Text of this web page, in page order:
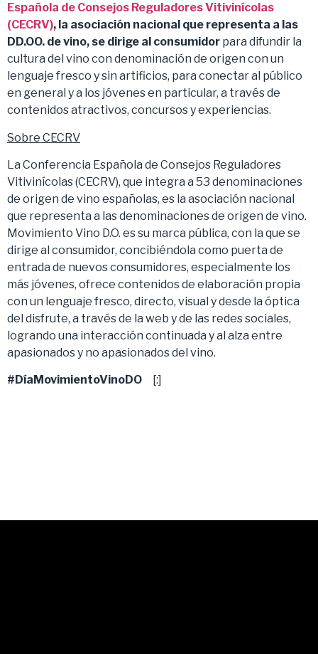
Española de Consejos Reguladores Vitivinícolas
(CECRV), la asociación nacional que representa a las
DD.OO. de vino, se dirige al consumidor para difundir la
cultura del vino con denominación de origen con un
lenguaje fresco y sin artificios, para conectar al público
en general y a los jóvenes en particular, a través de
contenidos atractivos, concursos y experiencias.
Sobre CECRV
La Conferencia Española de Consejos Reguladores
Vitivinícolas (CECRV), que integra a 53 denominaciones
de origen de vino españolas, es la asociación nacional
que representa a las denominaciones de origen de vino.
Movimiento Vino D.O. es su marca pública, con la que se
dirige al consumidor, concibiéndola como puerta de
entrada de nuevos consumidores, especialmente los
más jóvenes, ofrece contenidos de elaboración propia
con un lenguaje fresco, directo, visual y desde la óptica
del disfrute, a través de la web y de las redes sociales,
logrando una interacción continuada y al alza entre
apasionados y no apasionados del vino.
#DíaMovimientoVinoDO [:]